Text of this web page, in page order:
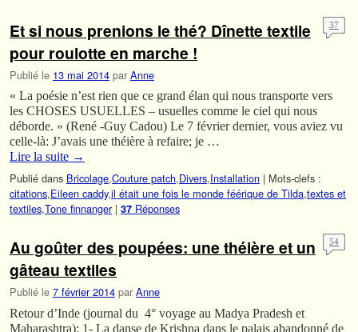
Et si nous prenions le thé? Dînette textile
pour roulotte en marche !
Publié le 13 mai 2014 par Anne
37
« La poésie n’est rien que ce grand élan qui nous transporte vers
les CHOSES USUELLES – usuelles comme le ciel qui nous
déborde. » (René -Guy Cadou) Le 7 février dernier, vous aviez vu
celle-là: J’avais une théière à refaire; je …
Lire la suite →
Publié dans Bricolage,Couture patch,Divers,Installation | Mots-clefs :
citations,Eileen caddy,il était une fois le monde féérique de Tilda,textes et
textiles,Tone finnanger | 37 Réponses
Au goûter des poupées: une théière et un
gâteau textiles
Publié le 7 février 2014 par Anne
54
Retour d’Inde (journal du 4° voyage au Madya Pradesh et
Maharashtra): 1- La danse de Krishna dans le palais abandonné de